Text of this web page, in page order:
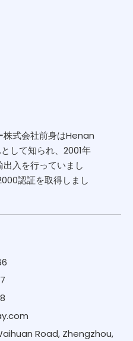
株式会社前身はHenan
して知られ、2001年
入を行っていまし
認証を取得しまし
Road, Zhengzhou,